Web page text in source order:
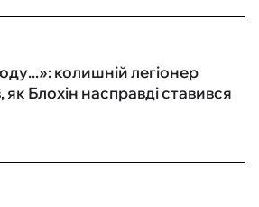
колишній легіонер
Блохін насправді ставився